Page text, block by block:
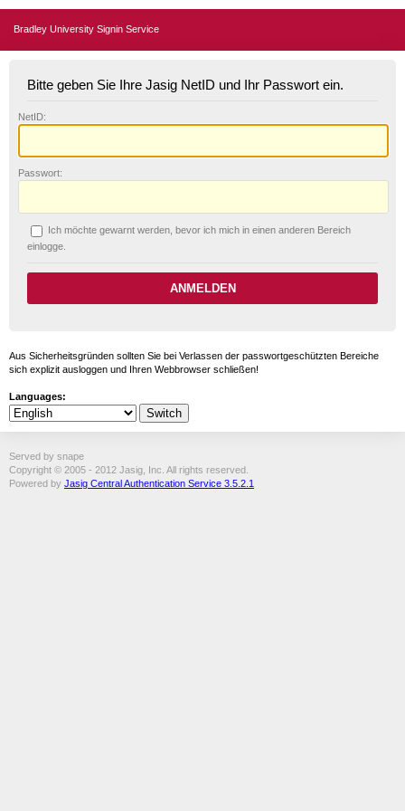
Bradley University Signin Service
Bitte geben Sie Ihre Jasig NetID und Ihr Passwort ein.
NetID:
Passwort:
Ich möchte gewarnt werden, bevor ich mich in einen anderen Bereich
einlogge.
Aus Sicherheitsgründen sollten Sie bei Verlassen der passwortgeschützten Bereiche
sich explizit ausloggen und Ihren Webbrowser schließen!
Languages:
Served by snape
Copyright © 2005 - 2012 Jasig, Inc. All rights reserved.
Powered by Jasig Central Authentication Service 3.5.2.1